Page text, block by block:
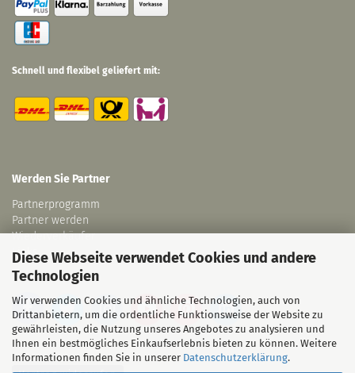
Diese Webseite verwendet Cookies und andere
Technologien
Wir verwenden Cookies und ähnliche Technologien, auch von
Drittanbietern, um die ordentliche Funktionsweise der Website zu
gewährleisten, die Nutzung unseres Angebotes zu analysieren und
Ihnen ein bestmögliches Einkaufserlebnis bieten zu können. Weitere
Informationen finden Sie in unserer Datenschutzerklärung.
Schnell und flexibel geliefert mit:
Werden Sie Partner
Partnerprogramm
Partner werden
Wiederverkäufer
Links